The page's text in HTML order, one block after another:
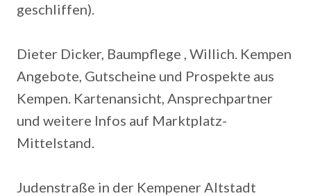
geschliffen).
Dieter Dicker, Baumpflege , Willich. Kempen
Angebote, Gutscheine und Prospekte aus
Kempen. Kartenansicht, Ansprechpartner
und weitere Infos auf Marktplatz-
Mittelstand.
Judenstraße in der Kempener Altstadt